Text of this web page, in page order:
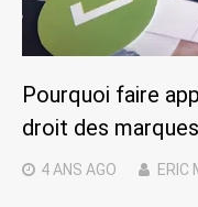
Pourquoi faire
droit des
4 ANS AGO ERIC